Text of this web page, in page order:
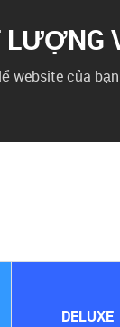
website của
DELUXE